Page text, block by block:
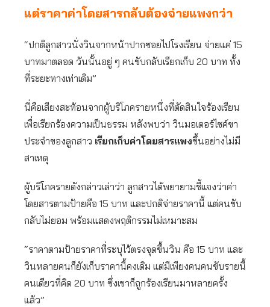
แต่ราคาค่าโดยสารกลับต้องจ่ายแพงกว่า
“ปกติลูกสาวนั่งวินจากหน้าปากซอยไปโรงเรียน จ่ายแค่ 15
บาทมาตลอด วันนั้นอยู่ ๆ คนขับกลับเรียกเก็บ 20 บาท ทั้ง
ที่ระยะทางเท่าเดิม”
นี่คือเสียงสะท้อนจากผู้บริโภครายหนึ่งที่ตัดสินใจร้องเรียน
เพื่อเรียกร้องความเป็นธรรม หลังพบว่า วินมอเตอร์ไซค์ขา
ประจำของลูกสาว เรียกเก็บค่าโดยสารแพงขึ้นอย่างไม่มี
สาเหตุ
ผู้บริโภครายดังกล่าวเล่าว่า ลูกสาวได้พยายามชี้แจงว่าค่า
โดยสารตามป้ายคือ 15 บาท และปกติจ่ายราคานี้ แต่คนขับ
กลับไม่ยอม พร้อมแสดงพฤติกรรมไม่เหมาะสม
“ราคาตามป้ายราคาที่ระบุไว้ตรงจุดขึ้นวิน คือ 15 บาท และ
วินหลายคนก็ยังเก็บราคานี้คงเดิม แต่มีเพียงคนคนขับรายนี้
คนเดียวที่คิด 20 บาท ซึ่งเขาก็ถูกร้องเรียนมาหลายครั้ง
แล้ว”